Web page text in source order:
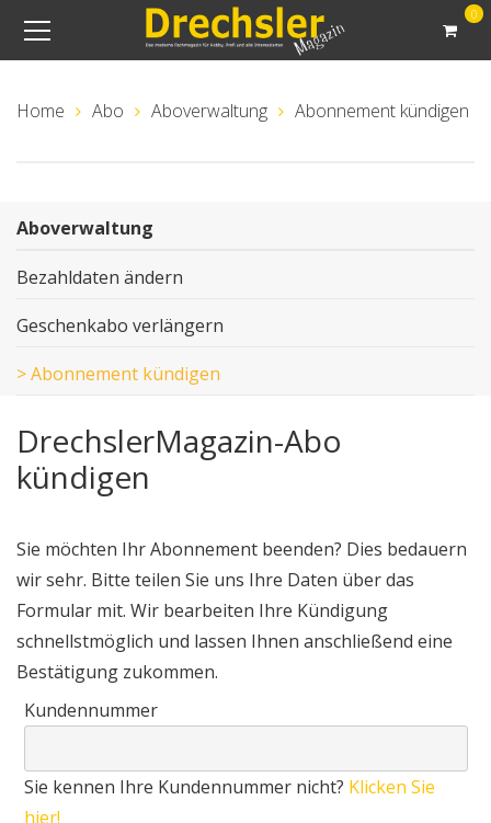
0
Home Abo Aboverwaltung Abonnement kündigen
Aboverwaltung
Bezahldaten ändern
Geschenkabo verlängern
>Abonnement kündigen
DrechslerMagazin-Abo
kündigen
Sie möchten Ihr Abonnement beenden? Dies bedauern
wir sehr. Bitte teilen Sie uns Ihre Daten über das
Formular mit. Wir bearbeiten Ihre Kündigung
schnellstmöglich und lassen Ihnen anschließend eine
Bestätigung zukommen.
Kundennummer
Sie kennen Ihre Kundennummer nicht? Klicken Sie
hier!